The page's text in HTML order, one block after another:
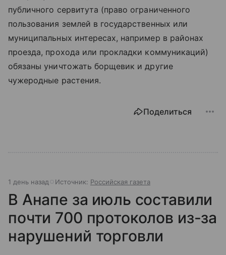
публичного сервитута (право ограниченного
пользования землей в государственных или
муниципальных интересах, например в районах
проезда, прохода или прокладки коммуникаций)
обязаны уничтожать борщевик и другие
чужеродные растения.
Поделиться
1 день назад Источник: Российская газета
В Анапе за июль составили
почти 700 протоколов из-за
нарушений торговли